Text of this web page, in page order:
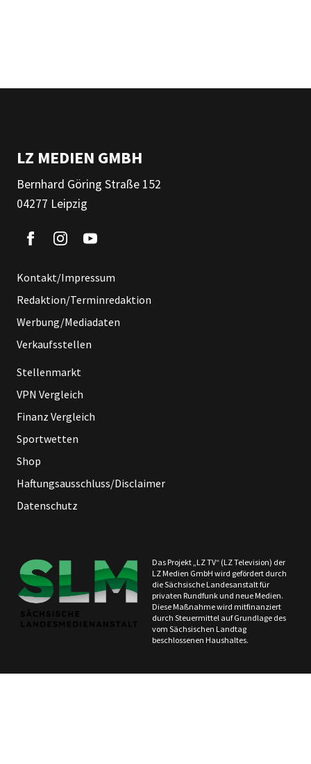
LZ MEDIEN GMBH
Bernhard Göring Straße 152
04277 Leipzig
Kontakt/Impressum
Redaktion/Terminredaktion
Werbung/Mediadaten
Verkaufsstellen
Stellenmarkt
VPN Vergleich
Finanz Vergleich
Sportwetten
Shop
Haftungsausschluss/Disclaimer
Datenschutz
Das Projekt „LZ TV“ (LZ Television) der
LZ Medien GmbH wird gefördert durch
die Sächsische Landesanstalt für
privaten Rundfunk und neue Medien.
Diese Maßnahme wird mitfinanziert
durch Steuermittel auf Grundlage des
vom Sächsischen Landtag
beschlossenen Haushaltes.